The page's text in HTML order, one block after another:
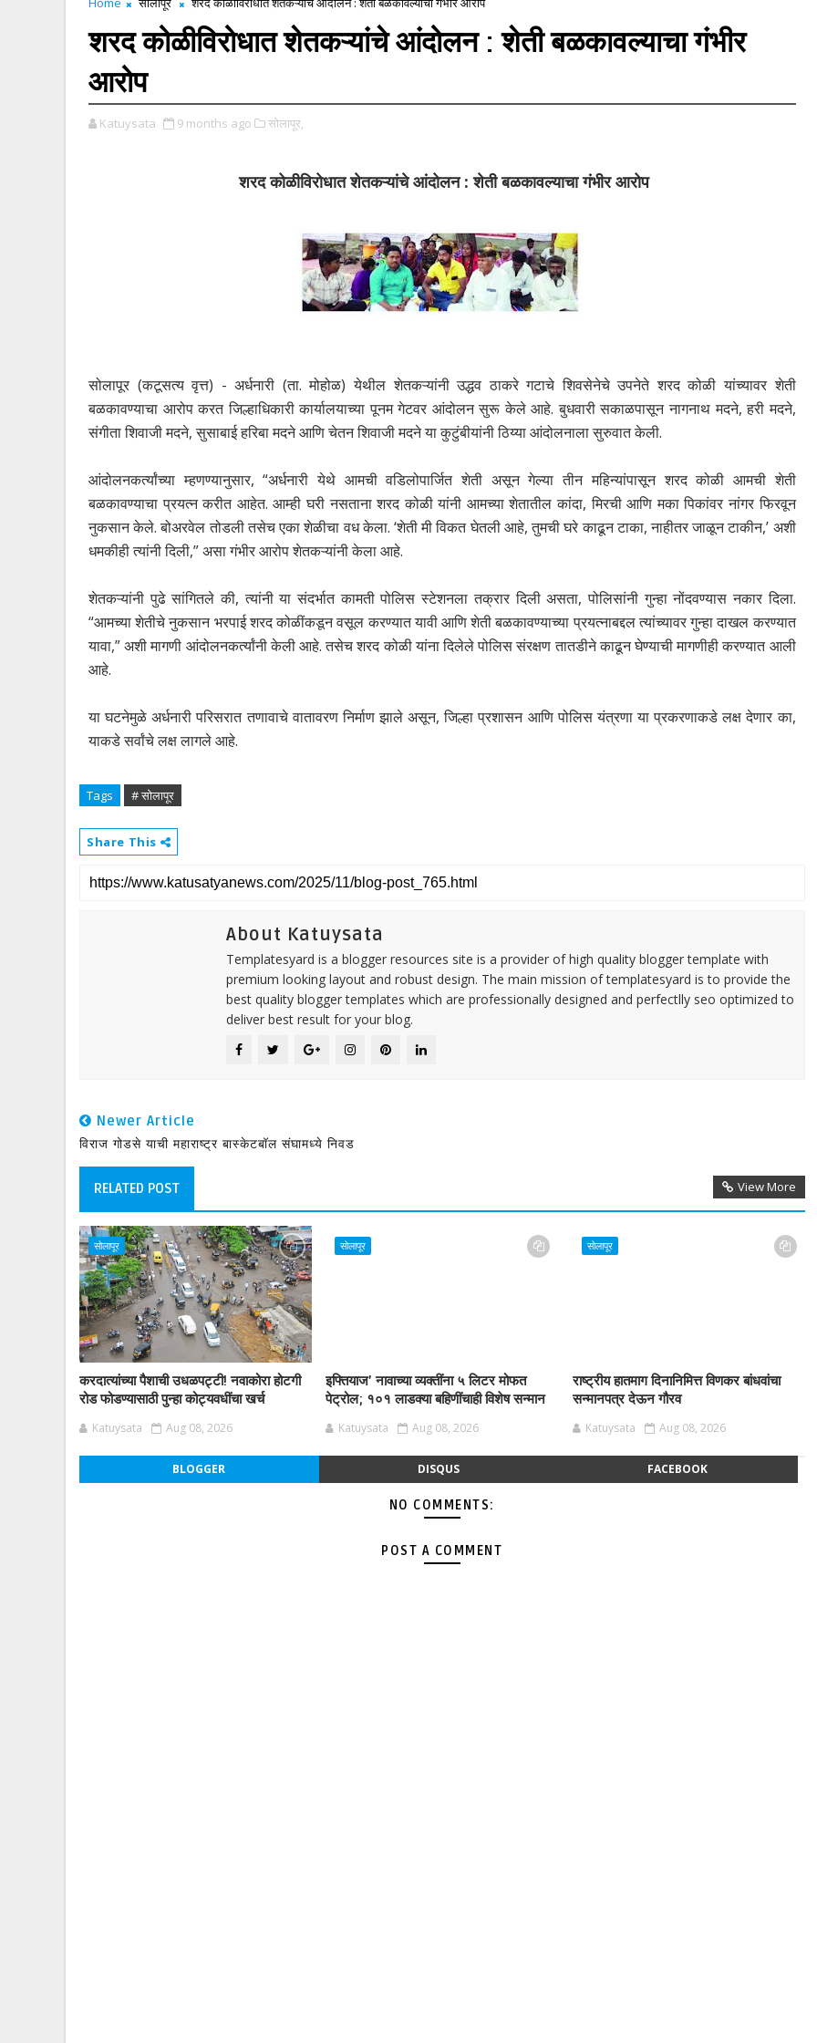
शरद कोळीविरोधात शेतकऱ्यांचे आंदोलन : शेती बळकावल्याचा गंभीर
आरोप
Katuysata 9 months ago सोलापूर,
शरद कोळीविरोधात शेतकऱ्यांचे आंदोलन : शेती बळकावल्याचा गंभीर आरोप
सोलापूर (कटूसत्य वृत्त) - अर्धनारी (ता. मोहोळ) येथील शेतकऱ्यांनी उद्धव ठाकरे गटाचे शिवसेनेचे उपनेते शरद कोळी यांच्यावर शेती
बळकावण्याचा आरोप करत जिल्हाधिकारी कार्यालयाच्या पूनम गेटवर आंदोलन सुरू केले आहे. बुधवारी सकाळपासून नागनाथ मदने, हरी मदने,
संगीता शिवाजी मदने, सुसाबाई हरिबा मदने आणि चेतन शिवाजी मदने या कुटुंबीयांनी ठिय्या आंदोलनाला सुरुवात केली.
आंदोलनकर्त्यांच्या म्हणण्यानुसार, “अर्धनारी येथे आमची वडिलोपार्जित शेती असून गेल्या तीन महिन्यांपासून शरद कोळी आमची शेती
बळकावण्याचा प्रयत्न करीत आहेत. आम्ही घरी नसताना शरद कोळी यांनी आमच्या शेतातील कांदा, मिरची आणि मका पिकांवर नांगर फिरवून
नुकसान केले. बोअरवेल तोडली तसेच एका शेळीचा वध केला. ‘शेती मी विकत घेतली आहे, तुमची घरे काढून टाका, नाहीतर जाळून टाकीन,’ अशी
धमकीही त्यांनी दिली,” असा गंभीर आरोप शेतकऱ्यांनी केला आहे.
शेतकऱ्यांनी पुढे सांगितले की, त्यांनी या संदर्भात कामती पोलिस स्टेशनला तक्रार दिली असता, पोलिसांनी गुन्हा नोंदवण्यास नकार दिला.
“आमच्या शेतीचे नुकसान भरपाई शरद कोळींकडून वसूल करण्यात यावी आणि शेती बळकावण्याच्या प्रयत्नाबद्दल त्यांच्यावर गुन्हा दाखल करण्यात
यावा,” अशी मागणी आंदोलनकर्त्यांनी केली आहे. तसेच शरद कोळी यांना दिलेले पोलिस संरक्षण तातडीने काढून घेण्याची मागणीही करण्यात आली
आहे.
या घटनेमुळे अर्धनारी परिसरात तणावाचे वातावरण निर्माण झाले असून, जिल्हा प्रशासन आणि पोलिस यंत्रणा या प्रकरणाकडे लक्ष देणार का,
याकडे सर्वांचे लक्ष लागले आहे.
Tags # सोलापूर
Share This
About Katuysata
Templatesyard is a blogger resources site is a provider of high quality blogger template with
premium looking layout and robust design. The main mission of templatesyard is to provide the
best quality blogger templates which are professionally designed and perfectlly seo optimized to
deliver best result for your blog.
Newer Article
विराज गोडसे याची महाराष्ट्र बास्केटबॉल संघामध्ये निवड
RELATED POST View More
सोलापूर
करदात्यांच्या पैशाची उधळपट्टी! नवाकोरा होटगी
रोड फोडण्यासाठी पुन्हा कोट्यवधींचा खर्च
Katuysata Aug 08, 2026
सोलापूर
इफ्तियाज’ नावाच्या व्यक्तींना ५ लिटर मोफत
पेट्रोल; १०१ लाडक्या बहिणींचाही विशेष सन्मान
Katuysata Aug 08, 2026
सोलापूर
राष्ट्रीय हातमाग दिनानिमित्त विणकर बांधवांचा
सन्मानपत्र देऊन गौरव
Katuysata Aug 08, 2026
BLOGGER DISQUS FACEBOOK
NO COMMENTS:
POST A COMMENT